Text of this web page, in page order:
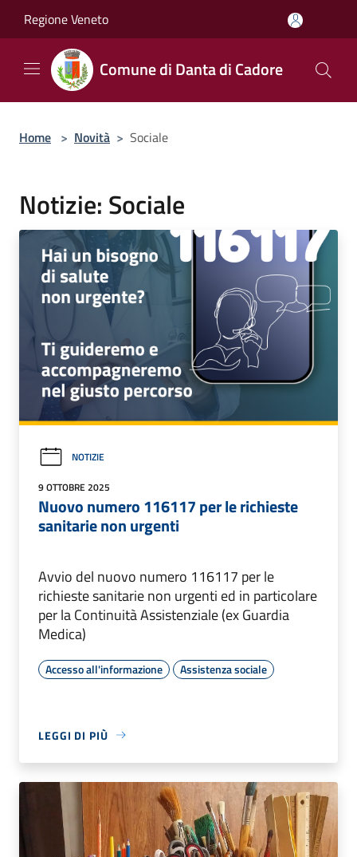
Regione Veneto
Comune di Danta di Cadore
Home > Novità > Sociale
Notizie: Sociale
NOTIZIE
9 OTTOBRE 2025
Nuovo numero 116117 per le richieste
sanitarie non urgenti
Avvio del nuovo numero 116117 per le
richieste sanitarie non urgenti ed in particolare
per la Continuità Assistenziale (ex Guardia
Medica)
Accesso all'informazione Assistenza sociale
LEGGI DI PIÙ